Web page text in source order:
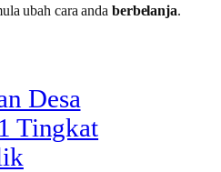
ubah cara anda berbelanja.
Desa
Tingkat